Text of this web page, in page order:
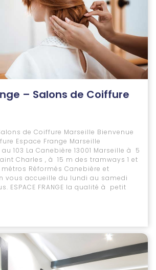
– Salons de Coiffure
de Coiffure Marseille Bienvenue
Espace Frange Marseille
103 La Canebière 13001 Marseille à 5
Charles , à 15 m des tramways 1 et
Réformés Canebière et
vous accueille du lundi au samedi
ESPACE FRANGE la qualité à petit